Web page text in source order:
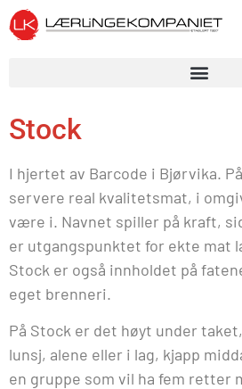
Stock
I hjertet av Barcode i Bjørvika.
servere real kvalitetsmat, i
være i. Navnet spiller på kraft,
er utgangspunktet for ekte mat
Stock er også innholdet på
eget brenneri.
På Stock er det høyt under
lunsj, alene eller i lag, kjapp
en gruppe som vil ha fem retter